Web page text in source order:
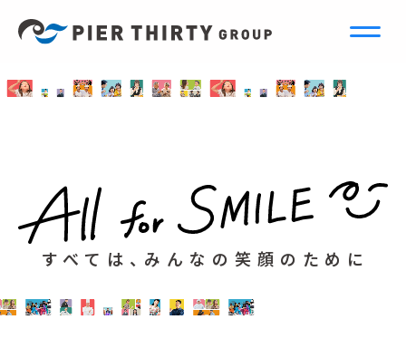
すべては、みんなの笑顔のために